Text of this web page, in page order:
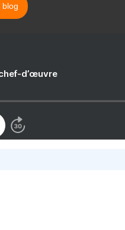
blog
d’œuvre